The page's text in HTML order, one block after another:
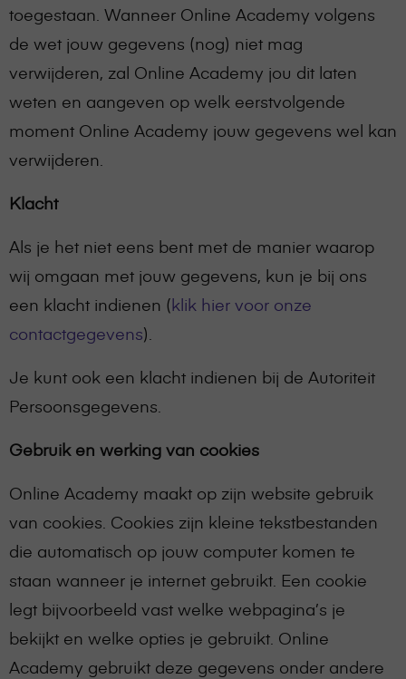
toegestaan. Wanneer Online Academy volgens
de wet jouw gegevens (nog) niet mag
verwijderen, zal Online Academy jou dit laten
weten en aangeven op welk eerstvolgende
moment Online Academy jouw gegevens wel kan
verwijderen.
Klacht
Als je het niet eens bent met de manier waarop
wij omgaan met jouw gegevens, kun je bij ons
een klacht indienen (klik hier voor onze
contactgegevens).
Je kunt ook een klacht indienen bij de Autoriteit
Persoonsgegevens.
Gebruik en werking van cookies
Online Academy maakt op zijn website gebruik
van cookies. Cookies zijn kleine tekstbestanden
die automatisch op jouw computer komen te
staan wanneer je internet gebruikt. Een cookie
legt bijvoorbeeld vast welke webpagina’s je
bekijkt en welke opties je gebruikt. Online
Academy gebruikt deze gegevens onder andere